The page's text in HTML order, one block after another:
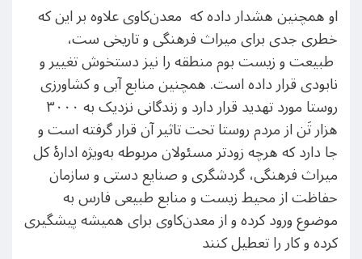
او همچنین هشدار داده که معدن‌کاوی علاوه بر این که
خطری جدی برای میراث فرهنگی و تاریخی ست،
طبیعت و زیست بوم منطقه را نیز دستخوش تغییر و
نابودی قرار داده است. همچنین منابع آبی و کشاورزی
روستا مورد تهدید قرار دارد و زندگانی نزدیک به ۳۰۰۰
هزار تَن از مردم روستا تحت تاثیر آن قرار گرفته است و
جا دارد که هرچه زودتر مسئولان مربوطه به‌ویژه ادارۀ کل
میراث فرهنگی، گردشگری و صنایع دستی و سازمان
حفاظت از محیط زیست و منابع طبیعی فارس به
موضوع ورود کرده و از معدن‌کاوی برای همیشه پیشگیری
کرده و کار را تعطیل کنند